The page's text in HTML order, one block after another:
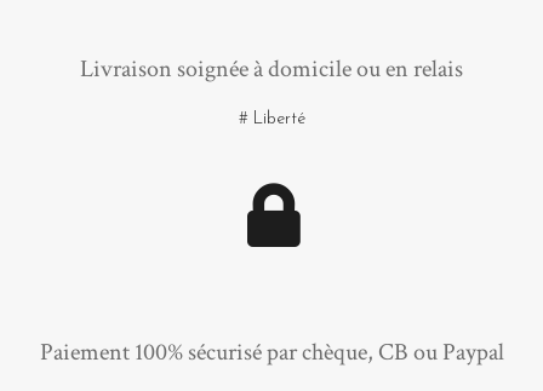
Livraison soignée à domicile ou en relais
# Liberté
Paiement 100% sécurisé par chèque, CB ou Paypal